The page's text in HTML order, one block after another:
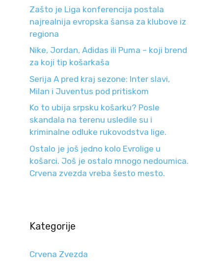
Zašto je Liga konferencija postala
najrealnija evropska šansa za klubove iz
regiona
Nike, Jordan, Adidas ili Puma – koji brend
za koji tip košarkaša
Serija A pred kraj sezone: Inter slavi,
Milan i Juventus pod pritiskom
Ko to ubija srpsku košarku? Posle
skandala na terenu usledile su i
kriminalne odluke rukovodstva lige.
Ostalo je još jedno kolo Evrolige u
košarci. Još je ostalo mnogo nedoumica.
Crvena zvezda vreba šesto mesto.
Kategorije
Crvena Zvezda